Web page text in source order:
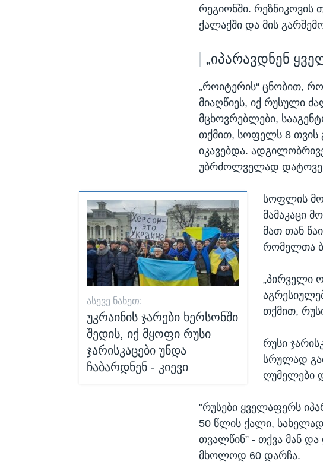
რეგიონში. რეზნიკოვის
ქალაქში და მის
„იპარავდნენ
„როიტერის“ ცნობით,
მიაღწიეს, იქ რუსული
მცხოვრებლები,
თქმით, სოფელს 8 თვის
იკავებდა.
უბრძოლველად
ᲐᲡᲔᲕᲔ ᲜᲐᲮᲔᲗ:
უკრაინის ჯარები ხერსონში
შედის, იქ მყოფი რუსი
ჯარისკაცები უნდა
ჩაბარდნენ - კიევი
სოფლის
მამაკაცი
მათ თან
რომელთა
„პირველი
თქმით,
რუსი
სრულად
ღუმელები
"რუსები ყველაფერს
50 წლის ქალი,
თვალწინ” - თქვა მან
მხოლოდ 60 დარჩა.